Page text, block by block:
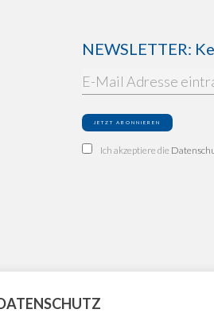
NEWSLETTER:
Ich akzeptiere die